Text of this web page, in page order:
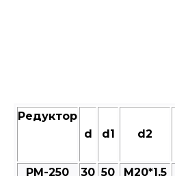
Редуктор
d
d1 d2
РМ-250 30 50 M20*1.5